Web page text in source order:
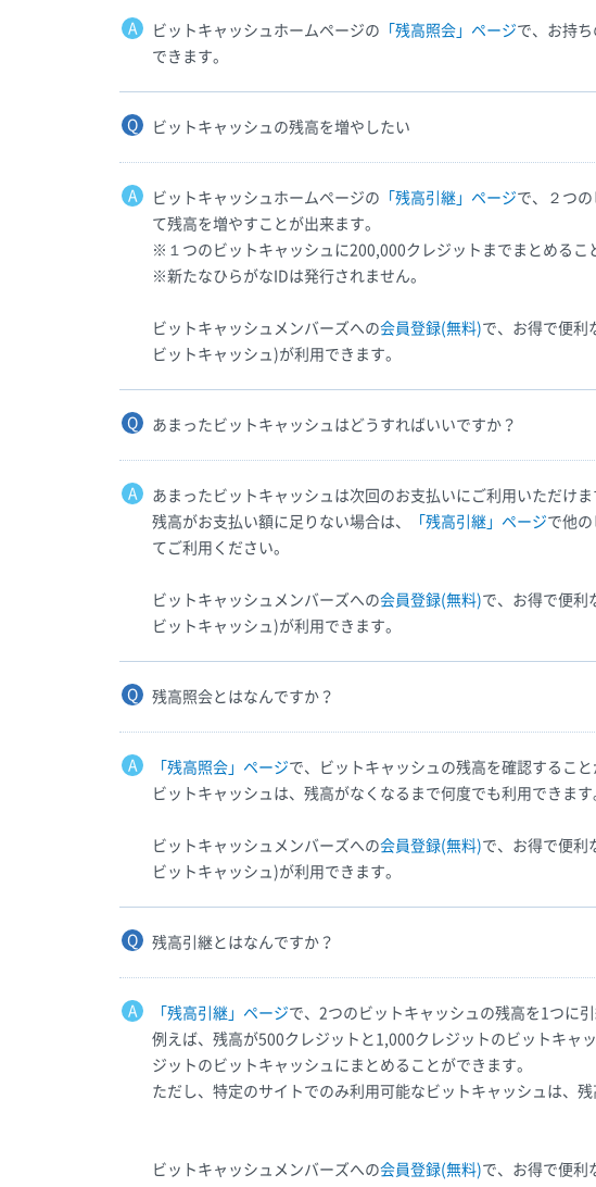
ビットキャッシュホームページの 「残高照会」ページで、お持
できます。
ビットキャッシュの残高を増やしたい
ビットキャッシュホームページの 「残高引継」ページで、２つ
て残高を増やすことが出来ます。
※１つのビットキャッシュに200,000クレジットまでまとめるこ
※新たなひらがなIDは発行されません。
ビットキャッシュメンバーズへの会員登録(無料)で、お得で便利
ビットキャッシュ)が利用できます。
あまったビットキャッシュはどうすればいいですか？
あまったビットキャッシュは次回のお支払いにご利用いただけま
残高がお支払い額に足りない場合は、
「残高引継」ページで他
てご利用ください。
ビットキャッシュメンバーズへの会員登録(無料)で、お得で便利
ビットキャッシュ)が利用できます。
残高照会とはなんですか？
「残高照会」ページで、ビットキャッシュの残高を確認すること
ビットキャッシュは、残高がなくなるまで何度でも利用できます
ビットキャッシュメンバーズへの会員登録(無料)で、お得で便利
ビットキャッシュ)が利用できます。
残高引継とはなんですか？
「残高引継」ページで、2つのビットキャッシュの残高を1つに
例えば、残高が500クレジットと1,000クレジットのビットキャ
ジットのビットキャッシュにまとめることができます。
ただし、特定のサイトでのみ利用可能なビットキャッシュは、残
ビットキャッシュメンバーズへの会員登録(無料)で、お得で便利